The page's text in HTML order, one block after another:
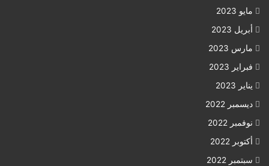
مايو 2023
أبريل 2023
مارس 2023
فبراير 2023
يناير 2023
ديسمبر 2022
نوفمبر 2022
أكتوبر 2022
سبتمبر 2022